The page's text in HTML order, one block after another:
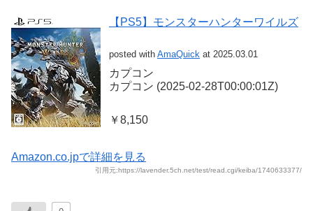
【PS5】モンスターハンターワイルズ
posted with AmaQuick at 2025.03.01
カプコン
カプコン (2025-02-28T00:00:01Z)
￥8,150
Amazon.co.jpで詳細を見る
引用元:https://lavender.5ch.net/test/read.cgi/keiba/1740633377/